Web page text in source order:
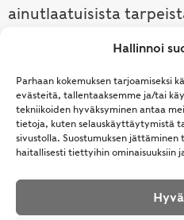
Hallinnoi
Parhaan kokemuksen tarjoamiseksi
evästeitä, tallentaaksemme ja/tai
tekniikoiden hyväksyminen antaa
tietoja, kuten selauskäyttäytymistä
sivustolla. Suostumuksen
haitallisesti tiettyihin ominaisuuksiin
ainutlaatuisista
Tutustu ayurvedaan →